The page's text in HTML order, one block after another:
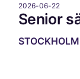
2026-06-22
Senior
STOCKHOLM